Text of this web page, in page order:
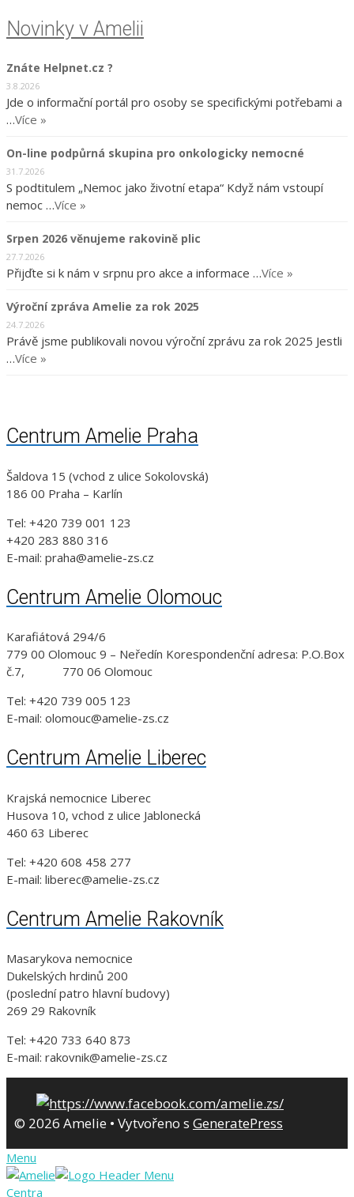
Novinky v Amelii
Znáte Helpnet.cz ?
3.8.2026
Jde o informační portál pro osoby se specifickými potřebami a
…Více »
On-line podpůrná skupina pro onkologicky nemocné
31.7.2026
S podtitulem „Nemoc jako životní etapa“ Když nám vstoupí
nemoc …Více »
Srpen 2026 věnujeme rakovině plic
27.7.2026
Přijďte si k nám v srpnu pro akce a informace …Více »
Výroční zpráva Amelie za rok 2025
24.7.2026
Právě jsme publikovali novou výroční zprávu za rok 2025 Jestli
…Více »
Centrum Amelie Praha
Šaldova 15 (vchod z ulice Sokolovská)
186 00 Praha – Karlín
Tel: +420 739 001 123
+420 283 880 316
E-mail: praha@amelie-zs.cz
Centrum Amelie Olomouc
Karafiátová 294/6
779 00 Olomouc 9 – Neředín Korespondenční adresa: P.O.Box
č.7, 770 06 Olomouc
Tel: +420 739 005 123
E-mail: olomouc@amelie-zs.cz
Centrum Amelie Liberec
Krajská nemocnice Liberec
Husova 10, vchod z ulice Jablonecká
460 63 Liberec
Tel: +420 608 458 277
E-mail: liberec@amelie-zs.cz
Centrum Amelie Rakovník
Masarykova nemocnice
Dukelských hrdinů 200
(poslední patro hlavní budovy)
269 29 Rakovník
Tel: +420 733 640 873
E-mail: rakovnik@amelie-zs.cz
© 2026 Amelie • Vytvořeno s GeneratePress
Menu
Centra